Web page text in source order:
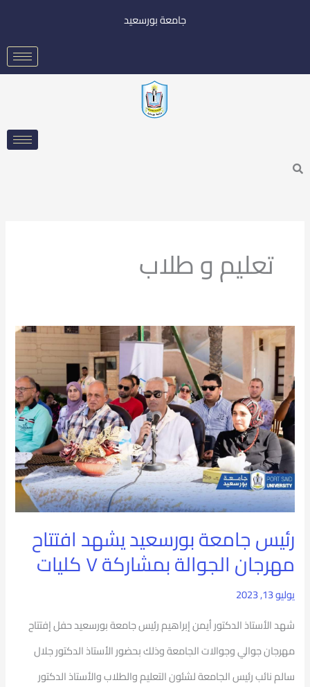
جامعة بورسعيد
Search
تعليم و طلاب
رئيس جامعة بورسعيد يشهد افتتاح
مهرجان الجوالة بمشاركة ٧ كليات
يوليو 13, 2023
شهد الأستاذ الدكتور أيمن إبراهيم رئيس جامعة بورسعيد حفل إفتتاح
مهرجان جوالي وجوالات الجامعة وذلك بحضور الأستاذ الدكتور جلال
سالم نائب رئيس الجامعة لشئون التعليم والطلاب والأستاذ الدكتور
رئيس
جامعة
بورسعيد
يشهد
افتتاح
مهرجان
الجوالة
بمشاركة
٧
كليات